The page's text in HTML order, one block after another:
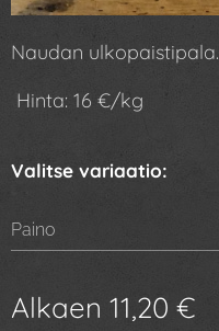
Naudan ulkopaistipala.
Hinta: 16 €/kg
Valitse variaatio:
Paino
Alkaen 11,20 €